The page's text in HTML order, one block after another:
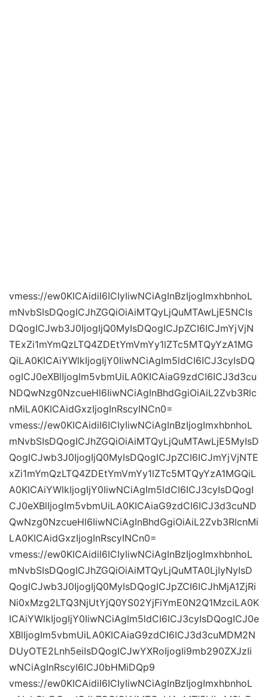
vmess://ew0KICAidiI6ICIyIiwNCiAgInBzIjogImxhbnhoL
mNvbSIsDQogICJhZGQiOiAiMTQyLjQuMTAwLjE5NCIs
DQogICJwb3J0IjogIjQ0MyIsDQogICJpZCI6ICJmYjVjN
TExZi1mYmQzLTQ4ZDEtYmVmYy1lZTc5MTQyYzA1MG
QiLA0KICAiYWlkIjogIjY0IiwNCiAgIm5ldCI6ICJ3cyIsDQ
ogICJ0eXBlIjogIm5vbmUiLA0KICAiaG9zdCI6ICJ3d3cu
NDQwNzg0NzcueHl6IiwNCiAgInBhdGgiOiAiL2Zvb3Rlc
nMiLA0KICAidGxzIjogInRscyINCn0=
vmess://ew0KICAidiI6ICIyIiwNCiAgInBzIjogImxhbnhoL
mNvbSIsDQogICJhZGQiOiAiMTQyLjQuMTAwLjE5MyIsD
QogICJwb3J0IjogIjQ0MyIsDQogICJpZCI6ICJmYjVjNTE
xZi1mYmQzLTQ4ZDEtYmVmYy1lZTc5MTQyYzA1MGQiL
A0KICAiYWlkIjogIjY0IiwNCiAgIm5ldCI6ICJ3cyIsDQogI
CJ0eXBlIjogIm5vbmUiLA0KICAiaG9zdCI6ICJ3d3cuND
QwNzg0NzcueHl6IiwNCiAgInBhdGgiOiAiL2Zvb3RlcnMi
LA0KICAidGxzIjogInRscyINCn0=
vmess://ew0KICAidiI6ICIyIiwNCiAgInBzIjogImxhbnhoL
mNvbSIsDQogICJhZGQiOiAiMTQyLjQuMTA0LjIyNyIsD
QogICJwb3J0IjogIjQ0MyIsDQogICJpZCI6ICJhMjA1ZjRi
Ni0xMzg2LTQ3NjUtYjQ0YS02YjFiYmE0N2Q1MzciLA0K
ICAiYWlkIjogIjY0IiwNCiAgIm5ldCI6ICJ3cyIsDQogICJ0e
XBlIjogIm5vbmUiLA0KICAiaG9zdCI6ICJ3d3cuMDM2N
DUyOTE2Lnh5eiIsDQogICJwYXRoIjogIi9mb290ZXJzIi
wNCiAgInRscyI6ICJ0bHMiDQp9
vmess://ew0KICAidiI6ICIyIiwNCiAgInBzIjogImxhbnhoL